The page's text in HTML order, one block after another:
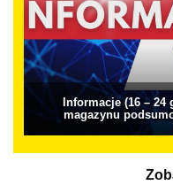
Informacje (16 – 24
magazynu